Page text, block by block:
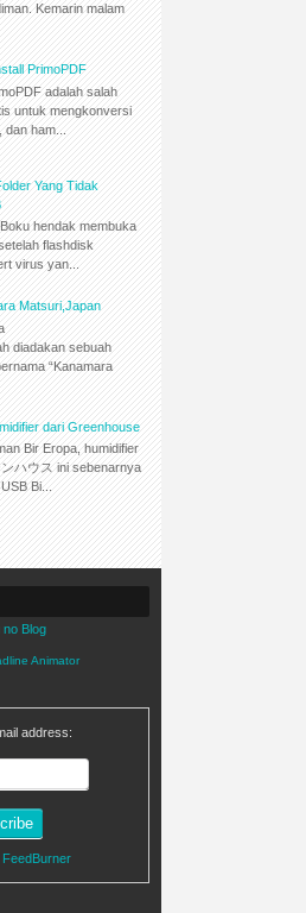
Kemarin malam
PrimoPDF
adalah salah
untuk mengkonversi
dan ham...
Yang Tidak
hendak membuka
flashdisk
virus yan...
Matsuri,Japan
diadakan sebuah
“Kanamara
dari Greenhouse
Bir Eropa, humidifier
ハウス ini sebenarnya
Bi...
Animator
address:
FeedBurner